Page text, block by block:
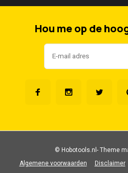
Hou me op de
Algemene voorwaarden Disclaimer
© Hobotools.nl- Theme